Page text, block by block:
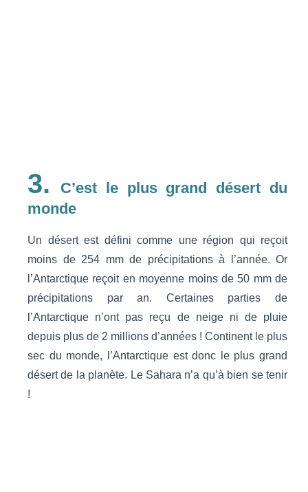
3.
C’est le plus grand désert du
monde
Un désert est défini comme une région qui reçoit
moins de 254 mm de précipitations à l’année. Or
l’Antarctique reçoit en moyenne moins de 50 mm de
précipitations par an. Certaines parties de
l’Antarctique n’ont pas reçu de neige ni de pluie
depuis plus de 2 millions d’années ! Continent le plus
sec du monde, l’Antarctique est donc le plus grand
désert de la planète. Le Sahara n’a qu’à bien se tenir
!